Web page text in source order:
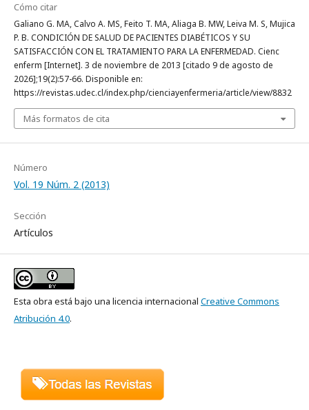
Cómo citar
Galiano G. MA, Calvo A. MS, Feito T. MA, Aliaga B. MW, Leiva M. S, Mujica
P. B. CONDICIÓN DE SALUD DE PACIENTES DIABÉTICOS Y SU
SATISFACCIÓN CON EL TRATAMIENTO PARA LA ENFERMEDAD. Cienc
enferm [Internet]. 3 de noviembre de 2013 [citado 9 de agosto de
2026];19(2):57-66. Disponible en:
https://revistas.udec.cl/index.php/cienciayenfermeria/article/view/8832
Más formatos de cita
Número
Vol. 19 Núm. 2 (2013)
Sección
Artículos
Esta obra está bajo una licencia internacional Creative Commons
Atribución 4.0.